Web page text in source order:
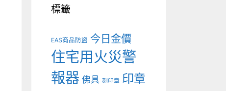
標籤
EAS商品防盜 今日金價
住宅用火災警
報器 佛具 刻印章 印章